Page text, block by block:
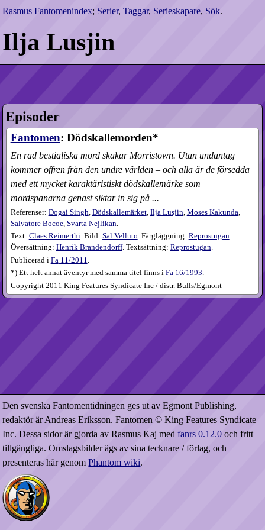
Rasmus Fantomenindex; Serier,Taggar, Serieskapare, Sök.
Ilja Lusjin
Episoder
Fantomen: Dödskallemorden*
En rad bestialiska mord skakar Morristown. Utan undantag
kommer offren från den undre världen – och alla är de försedda
med ett mycket karaktäristiskt dödskallemärke som
mordspanarna genast siktar in sig på ...
Referenser: Dogai Singh, Dödskallemärket, Ilja Lusjin, Moses Kakunda,
Salvatore Bocoe, Svarta Nejlikan.
Text: Claes Reimerthi. Bild: Sal Velluto. Färgläggning: Reprostugan.
Översättning: Henrik Brandendorff. Textsättning: Reprostugan.
Publicerad i Fa11​/2011.
*) Ett helt annat äventyr med samma titel finns i Fa 16/1993.
Copyright 2011 King Features Syndicate Inc / distr. Bulls/Egmont
Den svenska Fantomentidningen ges ut av Egmont Publishing,
redaktör är Andreas Eriksson. Fantomen © King Features Syndicate
Inc. Dessa sidor är gjorda av Rasmus Kaj medfanrs 0.12.0 och fritt
tillgängliga. Omslagsbilder ägs av sina tecknare / förlag, och
presenteras här genomPhantom wiki.